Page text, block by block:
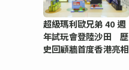
超級瑪利歐兄弟 40 週
年試玩會登陸沙田 歷
史回顧牆首度香港亮相